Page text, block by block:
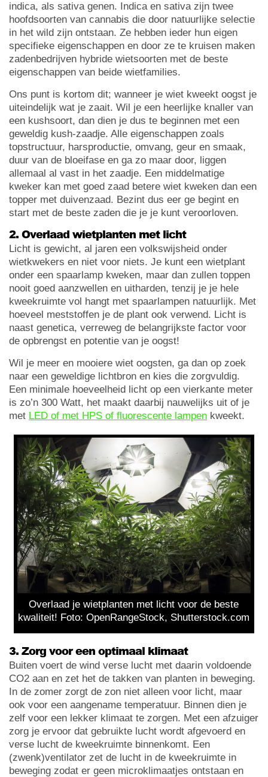
indica, als sativa genen. Indica en sativa zijn twee
hoofdsoorten van cannabis die door natuurlijke selectie
in het wild zijn ontstaan. Ze hebben ieder hun eigen
specifieke eigenschappen en door ze te kruisen maken
zadenbedrijven hybride wietsoorten met de beste
eigenschappen van beide wietfamilies.
Ons punt is kortom dit; wanneer je wiet kweekt oogst je
uiteindelijk wat je zaait. Wil je een heerlijke knaller van
een kushsoort, dan dien je dus te beginnen met een
geweldig kush-zaadje. Alle eigenschappen zoals
topstructuur, harsproductie, omvang, geur en smaak,
duur van de bloeifase en ga zo maar door, liggen
allemaal al vast in het zaadje. Een middelmatige
kweker kan met goed zaad betere wiet kweken dan een
topper met duivenzaad. Bezint dus eer ge begint en
start met de beste zaden die je je kunt veroorloven.
2. Overlaad wietplanten met licht
Licht is gewicht, al jaren een volkswijsheid onder
wietkwekers en niet voor niets. Je kunt een wietplant
onder een spaarlamp kweken, maar dan zullen toppen
nooit goed aanzwellen en uitharden, tenzij je je hele
kweekruimte vol hangt met spaarlampen natuurlijk. Met
hoeveel meststoffen je de plant ook verwend. Licht is
naast genetica, verreweg de belangrijkste factor voor
de opbrengst en potentie van je oogst!
Wil je meer en mooiere wiet oogsten, ga dan op zoek
naar een geweldige lichtbron en kies die zorgvuldig.
Een minimale hoeveelheid licht op een vierkante meter
is zo’n 300 Watt, het maakt daarbij nauwelijks uit of je
met LED of met HPS of fluorescente lampen kweekt.
Overlaad je wietplanten met licht voor de beste
kwaliteit! Foto: OpenRangeStock, Shutterstock.com
3. Zorg voor een optimaal klimaat
Buiten voert de wind verse lucht met daarin voldoende
CO2 aan en zet het de takken van planten in beweging.
In de zomer zorgt de zon niet alleen voor licht, maar
ook voor een aangename temperatuur. Binnen dien je
zelf voor een lekker klimaat te zorgen. Met een afzuiger
zorg je ervoor dat gebruikte lucht wordt afgevoerd en
verse lucht de kweekruimte binnenkomt. Een
(zwenk)ventilator zet de lucht in de kweekruimte in
beweging zodat er geen microklimaatjes ontstaan en